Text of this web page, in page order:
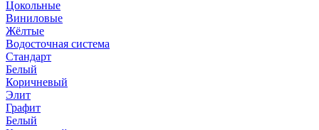
Цокольные
Виниловые
Жёлтые
Водосточная система
Стандарт
Белый
Коричневый
Элит
Графит
Белый